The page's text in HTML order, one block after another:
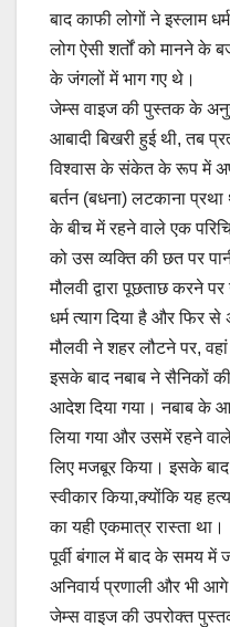
बाद काफी लोगों ने इस्लाम
लोग ऐसी शर्तों को मानने के
के जंगलों में भाग गए थे।
जेम्स वाइज की पुस्तक के
आबादी बिखरी हुई थी, तब
विश्वास के संकेत के रूप में
बर्तन (बधना) लटकाना
के बीच में रहने वाले एक
को उस व्यक्ति की छत पर
मौलवी द्वारा पूछताछ करने
धर्म त्याग दिया है और फिर से
मौलवी ने शहर लौटने पर,
इसके बाद नबाब ने सैनिकों
आदेश दिया गया। नबाब के
लिया गया और उसमें रहने
लिए मजबूर किया। इसके
स्वीकार किया,क्योंकि यह
का यही एकमात्र रास्ता था।
पूर्वी बंगाल में बाद के समय में
अनिवार्य प्रणाली और भी
जेम्स वाइज की उपरोक्त